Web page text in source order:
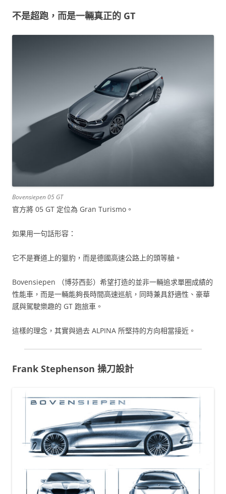
不是超跑，而是一輛真正的 GT
Bovensiepen 05 GT
官方將 05 GT 定位為 Gran Turismo。
如果用一句話形容：
它不是賽道上的獵豹，而是德國高速公路上的頭等艙。
Bovensiepen （博芬西彭）希望打造的並非一輛追求單圈成績的
性能車，而是一輛能夠長時間高速巡航，同時兼具舒適性、豪華
感與駕駛樂趣的 GT 跑旅車。
這樣的理念，其實與過去 ALPINA 所堅持的方向相當接近。
Frank Stephenson 操刀設計